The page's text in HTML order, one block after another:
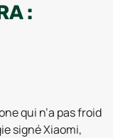
:
qui n’a pas froid
signé Xiaomi,